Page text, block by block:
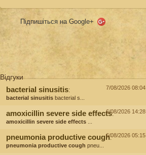
Підпишіться на Google+
Відгуки
bacterial sinusitis:
bacterial sinusitis bacterial s...
7/08/2026 08:04
amoxicillin severe side effects:
amoxicillin severe side effects
6/08/2026 14:28
pneumonia productive cough:
pneumonia productive cough pneu...
6/08/2026 05:15